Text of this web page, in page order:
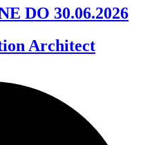
DO 30.06.2026
Architect